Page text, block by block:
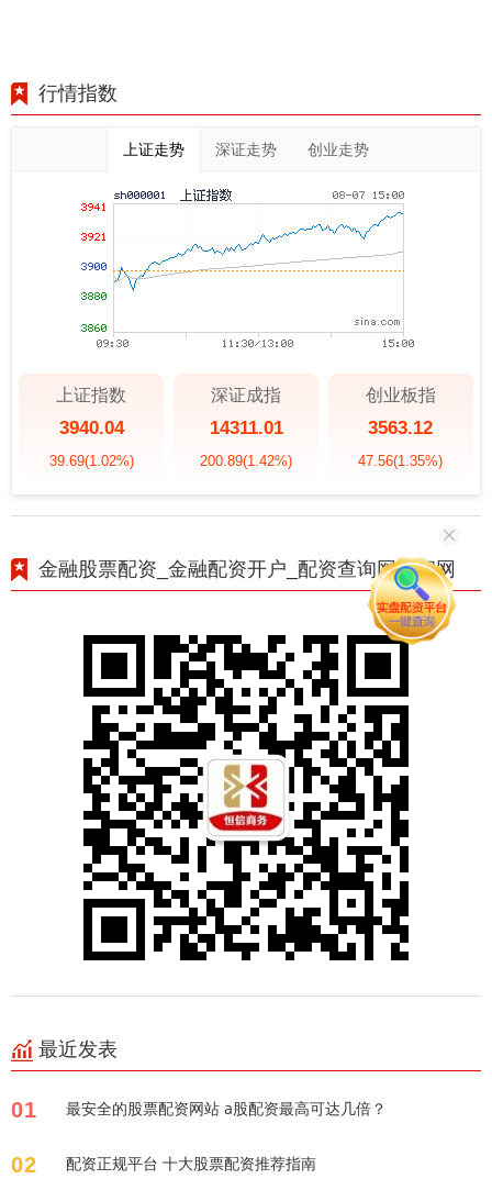
行情指数
上证走势 深证走势 创业走势
上证指数
3940.04
39.69(1.02%)
深证成指
14311.01
200.89(1.42%)
创业板指
3563.12
47.56(1.35%)
金融股票配资_金融配资开户_配资查询网站官网
最近发表
01 最安全的股票配资网站 a股配资最高可达几倍？
02 配资正规平台 十大股票配资推荐指南